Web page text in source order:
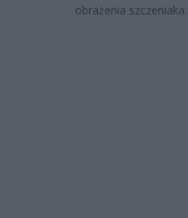
obrażenia szczeniaka.